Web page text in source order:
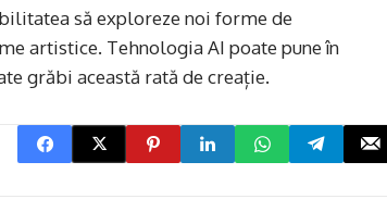
să exploreze noi forme de
artistice. Tehnologia AI poate pune în
grăbi această rată de creație.